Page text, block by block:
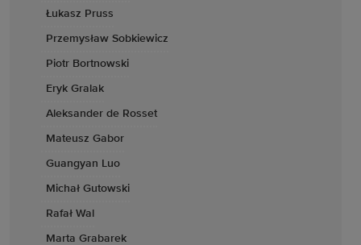
Łukasz Pruss
Przemysław Sobkiewicz
Piotr Bortnowski
Eryk Gralak
Aleksander de Rosset
Mateusz Gabor
Guangyan Luo
Michał Gutowski
Rafał Wal
Marta Grabarek